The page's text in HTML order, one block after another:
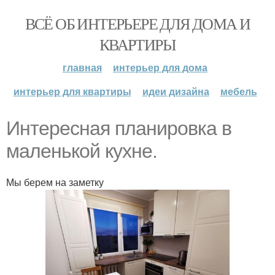
ВСЁ ОБ ИНТЕРЬЕРЕ ДЛЯ ДОМА И
КВАРТИРЫ
главная
интерьер для дома
интерьер для квартиры
идеи дизайна мебель
Интересная планировка в
маленькой кухне.
Мы берем на заметку